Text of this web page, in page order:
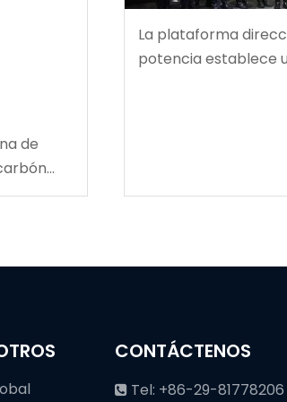
de
de
La plataforma
potencia establece
CONTÁCTENOS
 Tel: +86-29-